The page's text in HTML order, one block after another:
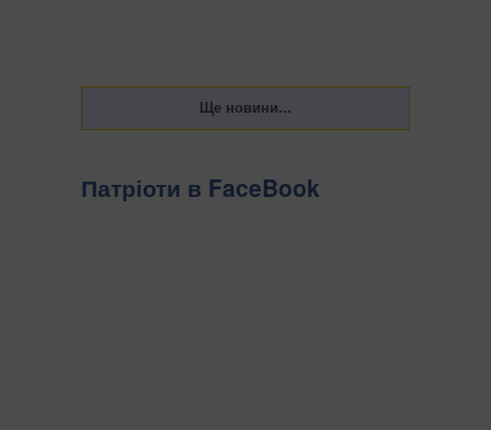
Патріоти в FaceBook